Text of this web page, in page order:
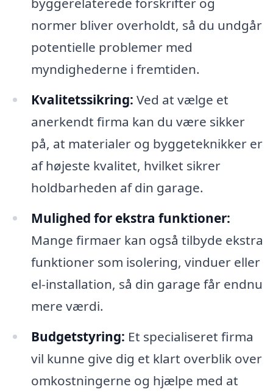
normer bliver overholdt, så du undgår
potentielle problemer med
myndighederne i fremtiden.
Kvalitetssikring: Ved at vælge et
anerkendt firma kan du være sikker
på, at materialer og byggeteknikker er
af højeste kvalitet, hvilket sikrer
holdbarheden af din garage.
Mulighed for ekstra funktioner:
Mange firmaer kan også tilbyde ekstra
funktioner som isolering, vinduer eller
el-installation, så din garage får endnu
mere værdi.
Budgetstyring: Et specialiseret firma
vil kunne give dig et klart overblik over
omkostningerne og hjælpe med at